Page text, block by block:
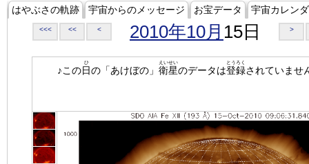
はやぶさの軌跡 宇宙からのメッセージ お宝データ 宇宙カレン
<<< << < 2010年10月 15日 >
♪この日
ひ
の「あけぼの」 衛星
えいせい
のデータは登録
とうろく
されていませ